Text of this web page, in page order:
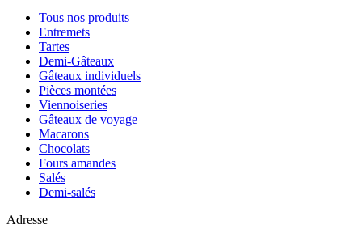
Tous nos produits
Entremets
Tartes
Demi-Gâteaux
Gâteaux individuels
Pièces montées
Viennoiseries
Gâteaux de voyage
Macarons
Chocolats
Fours amandes
Salés
Demi-salés
Adresse